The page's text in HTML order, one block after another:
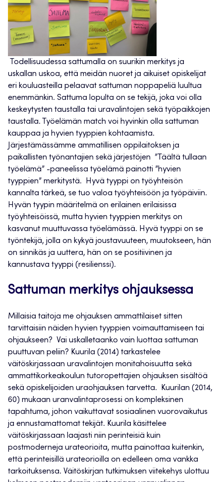
Todellisuudessa sattumalla on suurikin merkitys ja
uskallan uskoa, että meidän nuoret ja aikuiset opiskelijat
eri kouluasteilla pelaavat sattuman noppapeliä luultua
enemmänkin. Sattuma lopulta on se tekijä, joka voi olla
keskeytysten taustalla tai uravalintojen sekä työpaikkojen
taustalla. Työelämän match voi hyvinkin olla sattuman
kauppaa ja hyvien tyyppien kohtaamista.
Järjestämässämme ammatillisen oppilaitoksen ja
paikallisten työnantajien sekä järjestöjen ”Täältä tullaan
työelämä” -paneelissa työelämä painotti ”hyvien
tyyppien” merkitystä. Hyvä tyyppi on työyhteisön
kannalta tärkeä, se tuo valoa työyhteisöön ja työpäiviin.
Hyvän tyypin määritelmä on erilainen erilaisissa
työyhteisöissä, mutta hyvien tyyppien merkitys on
kasvanut muuttuvassa työelämässä. Hyvä tyyppi on se
työntekijä, jolla on kykyä joustavuuteen, muutokseen, hän
on sinnikäs ja uuttera, hän on se positiivinen ja
kannustava tyyppi (resilienssi).
Sattuman merkitys ohjauksessa
Millaisia taitoja me ohjauksen ammattilaiset sitten
tarvittaisiin näiden hyvien tyyppien voimauttamiseen tai
ohjaukseen? Vai uskalletaanko vain luottaa sattuman
puuttuvan peliin? Kuurila (2014) tarkastelee
väitöskirjassaan uravalintojen monitahoisuutta sekä
ammattikorkeakoulun tutoropettajien ohjauksen sisältöä
sekä opiskelijoiden uraohjauksen tarvetta. Kuurilan (2014,
60) mukaan uranvalintaprosessi on kompleksinen
tapahtuma, johon vaikuttavat sosiaalinen vuorovaikutus
ja ennustamattomat tekijät. Kuurila käsittelee
väitöskirjassaan laajasti niin perinteisiä kuin
postmoderneja urateorioita, mutta painottaa kuitenkin,
että perinteisillä urateorioilla on edelleen oma vankka
tarkoituksensa. Väitöskirjan tutkimuksen viitekehys ulottuu